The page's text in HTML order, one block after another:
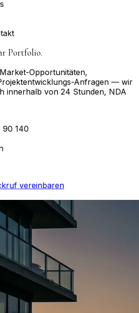
Portfolio.
Opportunitäten,
Anfragen — wir
innerhalb von 24 Stunden, NDA
90 140
vereinbaren